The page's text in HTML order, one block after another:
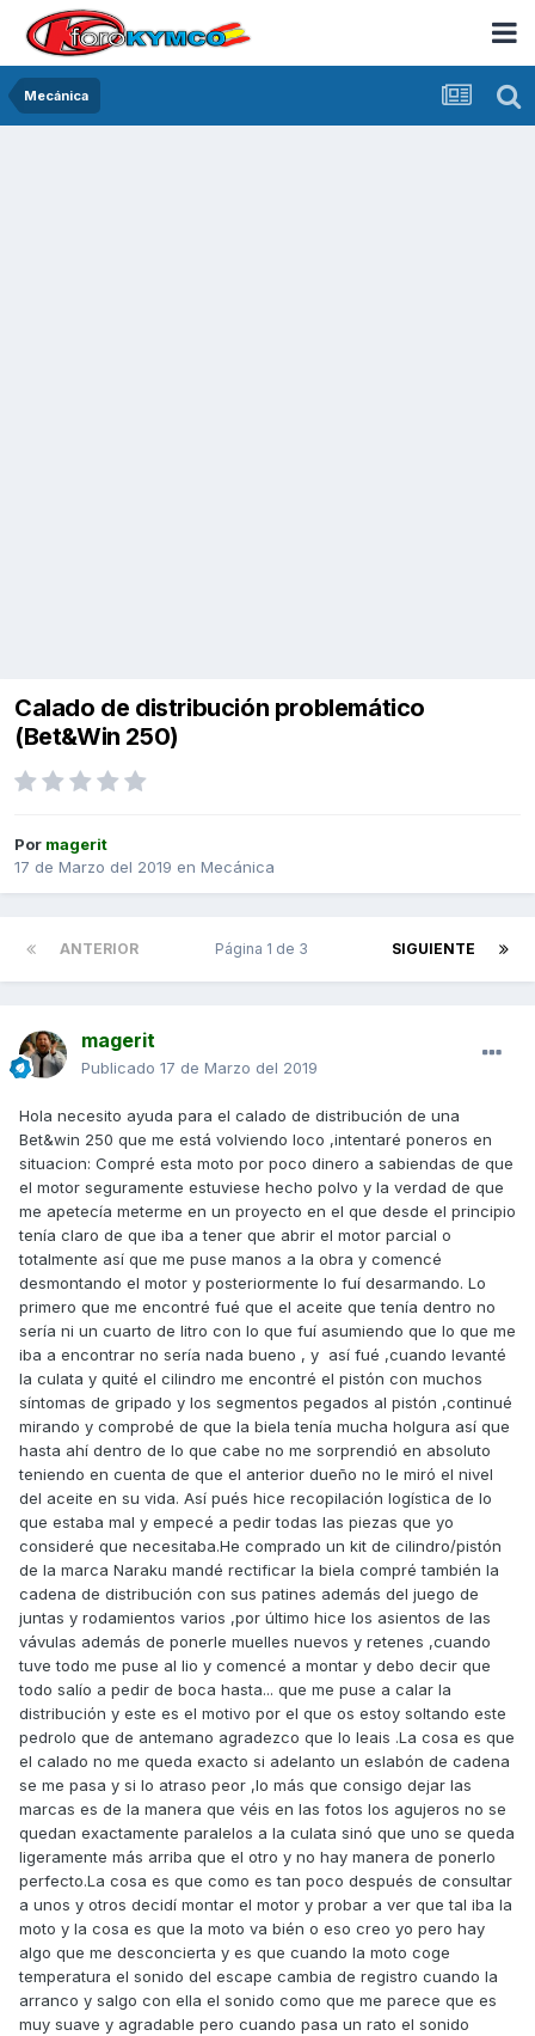
Mecánica
Calado de distribución problemático
(Bet&Win 250)
Por magerit
17 de Marzo del 2019 en Mecánica
ANTERIOR SIGUIENTE
Página 1 de 3
magerit
Publicado 17 de Marzo del 2019
Hola necesito ayuda para el calado de distribución de una
Bet&win 250 que me está volviendo loco ,intentaré poneros en
situacion: Compré esta moto por poco dinero a sabiendas de que
el motor seguramente estuviese hecho polvo y la verdad de que
me apetecía meterme en un proyecto en el que desde el principio
tenía claro de que iba a tener que abrir el motor parcial o
totalmente así que me puse manos a la obra y comencé
desmontando el motor y posteriormente lo fuí desarmando. Lo
primero que me encontré fué que el aceite que tenía dentro no
sería ni un cuarto de litro con lo que fuí asumiendo que lo que me
iba a encontrar no sería nada bueno , y así fué ,cuando levanté
la culata y quité el cilindro me encontré el pistón con muchos
síntomas de gripado y los segmentos pegados al pistón ,continué
mirando y comprobé de que la biela tenía mucha holgura así que
hasta ahí dentro de lo que cabe no me sorprendió en absoluto
teniendo en cuenta de que el anterior dueño no le miró el nivel
del aceite en su vida. Así pués hice recopilación logística de lo
que estaba mal y empecé a pedir todas las piezas que yo
consideré que necesitaba.He comprado un kit de cilindro/pistón
de la marca Naraku mandé rectificar la biela compré también la
cadena de distribución con sus patines además del juego de
juntas y rodamientos varios ,por último hice los asientos de las
vávulas además de ponerle muelles nuevos y retenes ,cuando
tuve todo me puse al lio y comencé a montar y debo decir que
todo salío a pedir de boca hasta... que me puse a calar la
distribución y este es el motivo por el que os estoy soltando este
pedrolo que de antemano agradezco que lo leais .La cosa es que
el calado no me queda exacto si adelanto un eslabón de cadena
se me pasa y si lo atraso peor ,lo más que consigo dejar las
marcas es de la manera que véis en las fotos los agujeros no se
quedan exactamente paralelos a la culata sinó que uno se queda
ligeramente más arriba que el otro y no hay manera de ponerlo
perfecto.La cosa es que como es tan poco después de consultar
a unos y otros decidí montar el motor y probar a ver que tal iba la
moto y la cosa es que la moto va bién o eso creo yo pero hay
algo que me desconcierta y es que cuando la moto coge
temperatura el sonido del escape cambia de registro cuando la
arranco y salgo con ella el sonido como que me parece que es
muy suave y agradable pero cuando pasa un rato el sonido